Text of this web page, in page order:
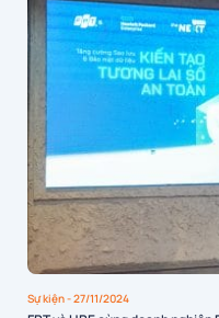
Sự kiện- 27/11/2024